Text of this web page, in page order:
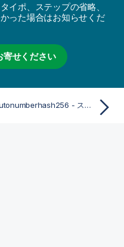
イポ、ステップの省略、
った場合はお知らせくだ
寄せください
autonumberhash256 - スクリプト関数